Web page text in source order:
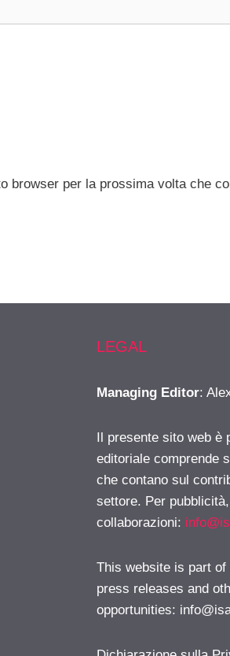
browser per la prossima volta che
LEGAL
Managing Editor:
Il presente sito web è
editoriale comprende
che contano sul
settore. Per
collaborazioni:
This website is part
press releases and
opportunities: